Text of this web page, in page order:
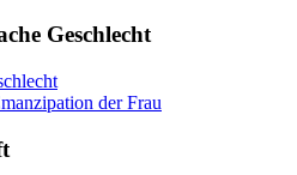
der Frau